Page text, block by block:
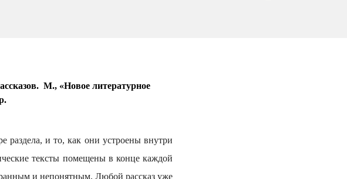
М., «Новое литературное
и то, как они устроены внутри
тексты помещены в конце каждой
и непонятным. Любой рассказ уже